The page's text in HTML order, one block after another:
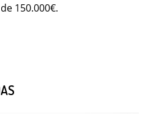
150.000€.